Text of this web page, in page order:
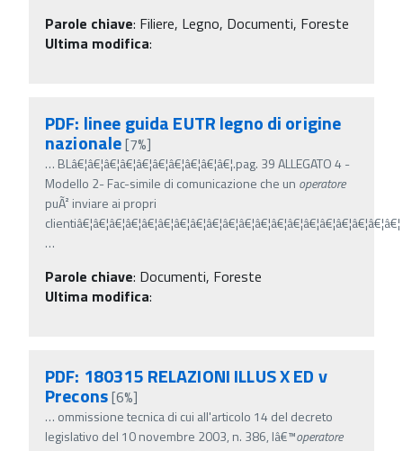
Parole chiave: Filiere, Legno, Documenti, Foreste
Ultima modifica:
PDF: linee guida EUTR legno di origine
nazionale[7%]
… BLâ€¦â€¦â€¦â€¦â€¦â€¦â€¦â€¦â€¦â€¦.pag. 39 ALLEGATO 4 -
Modello 2- Fac-simile di comunicazione che un operatore
puÃ² inviare ai propri
clientiâ€¦â€¦â€¦â€¦â€¦â€¦â€¦â€¦â€¦â€¦â€¦â€¦â€¦â€¦â€¦â€¦â€¦â€¦â€¦â€¦
…
Parole chiave: Documenti, Foreste
Ultima modifica:
PDF: 180315 RELAZIONI ILLUS X ED v
Precons[6%]
… ommissione tecnica di cui all'articolo 14 del decreto
legislativo del 10 novembre 2003, n. 386, lâ€™operatore